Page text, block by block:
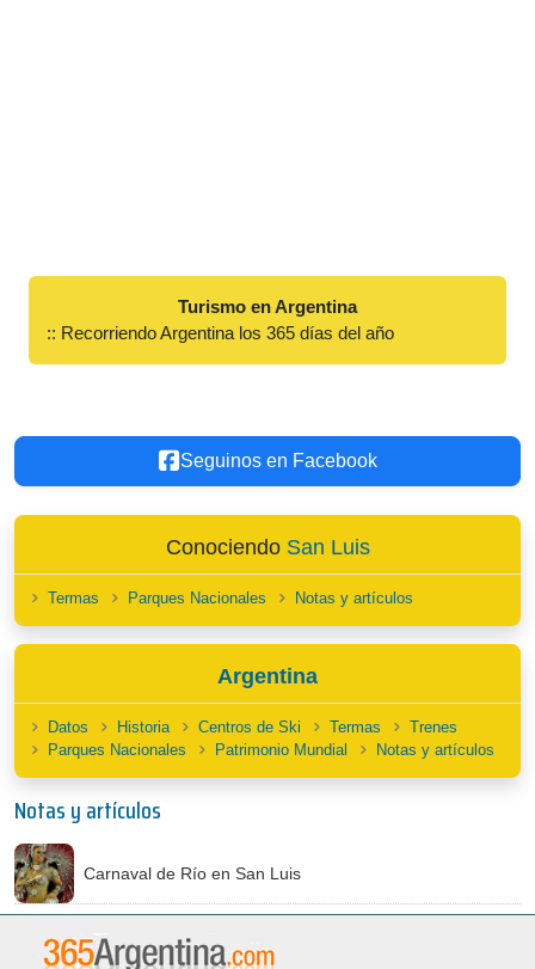
Turismo en Argentina
:: Recorriendo Argentina los 365 días del año
Seguinos en Facebook
Conociendo San Luis
Termas Parques Nacionales Notas y artículos
Argentina
Datos Historia Centros de Ski Termas
Trenes
Parques Nacionales
Patrimonio Mundial Notas y artículos
Notas y artículos
Carnaval de Río en San Luis